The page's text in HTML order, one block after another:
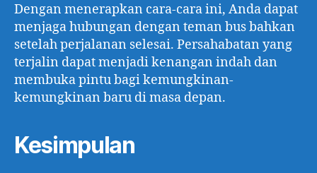
Dengan menerapkan cara-cara ini, Anda dapat
menjaga hubungan dengan teman bus bahkan
setelah perjalanan selesai. Persahabatan yang
terjalin dapat menjadi kenangan indah dan
membuka pintu bagi kemungkinan-
kemungkinan baru di masa depan.
Kesimpulan